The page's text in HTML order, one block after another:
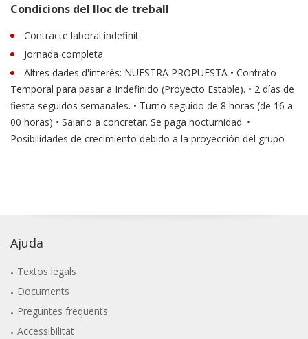
Condicions del lloc de treball
Contracte laboral indefinit
Jornada completa
Altres dades d'interès: NUESTRA PROPUESTA • Contrato
Temporal para pasar a Indefinido (Proyecto Estable). • 2 días de
fiesta seguidos semanales. • Turno seguido de 8 horas (de 16 a
00 horas) • Salario a concretar. Se paga nocturnidad. •
Posibilidades de crecimiento debido a la proyección del grupo
Ajuda
Textos legals
Documents
Preguntes freqüents
Accessibilitat